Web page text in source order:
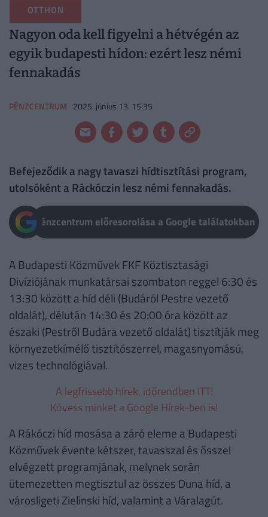
OTTHON
Nagyon oda kell figyelni a hétvégén az
egyik budapesti hídon: ezért lesz némi
fennakadás
PÉNZCENTRUM 2025. június 13. 15:35
Befejeződik a nagy tavaszi hídtisztítási program,
utolsóként a Ráckóczin lesz némi fennakadás.
Pénzcentrum előresorolása a Google találatokban
A Budapesti Közművek FKF Köztisztasági
Divíziójának munkatársai szombaton reggel 6:30 és
13:30 között a híd déli (Budáról Pestre vezető
oldalát), délután 14:30 és 20:00 óra között az
északi (Pestről Budára vezető oldalát) tisztítják meg
környezetkímélő tisztítószerrel, magasnyomású,
vizes technológiával.
A legfrissebb hírek, időrendben ITT!
Kövess minket a Google Hírek-ben is!
A Rákóczi híd mosása a záró eleme a Budapesti
Közművek évente kétszer, tavasszal és ősszel
elvégzett programjának, melynek során
ütemezetten megtisztul az összes Duna híd, a
városligeti Zielinski híd, valamint a Váralagút.